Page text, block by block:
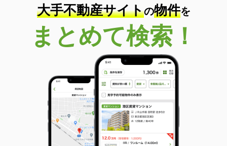
大手不動産サイトの物件を
まとめて検索！